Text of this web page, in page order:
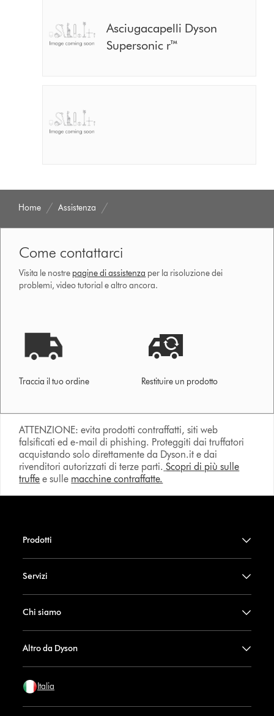
Asciugacapelli Dyson
Supersonic r™
Home Assistenza
Come contattarci
Visita le nostre pagine di assistenza per la risoluzione dei
problemi, video tutorial e altro ancora.
Traccia il tuo ordine Restituire un prodotto
ATTENZIONE: evita prodotti contraffatti, siti web
falsificati ed e-mail di phishing. Proteggiti dai truffatori
acquistando solo direttamente da Dyson.it e dai
rivenditori autorizzati di terze parti. Scopri di più sulle
truffe e sulle macchine contraffatte.
Prodotti
Servizi
Chi siamo
Altro da Dyson
Italia